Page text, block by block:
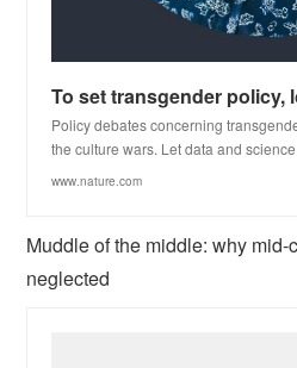
To set transgender policy,
Policy debates concerning
the culture wars. Let data and
www.nature.com
Muddle of the middle: why
neglected